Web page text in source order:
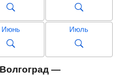
Июнь Июль
—